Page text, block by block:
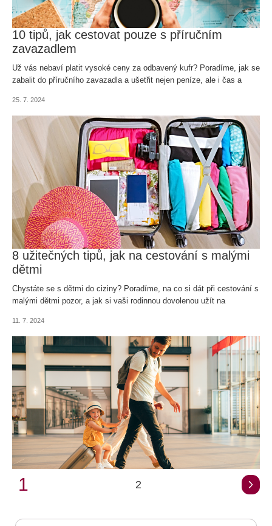
10 tipů, jak cestovat pouze s příručním
zavazadlem
Už vás nebaví platit vysoké ceny za odbavený kufr? Poradíme, jak se
zabalit do příručního zavazadla a ušetřit nejen peníze, ale i čas a
25. 7. 2024
8 užitečných tipů, jak na cestování s malými
dětmi
Chystáte se s dětmi do ciziny? Poradíme, na co si dát při cestování s
malými dětmi pozor, a jak si vaši rodinnou dovolenou užít na
11. 7. 2024
1 2